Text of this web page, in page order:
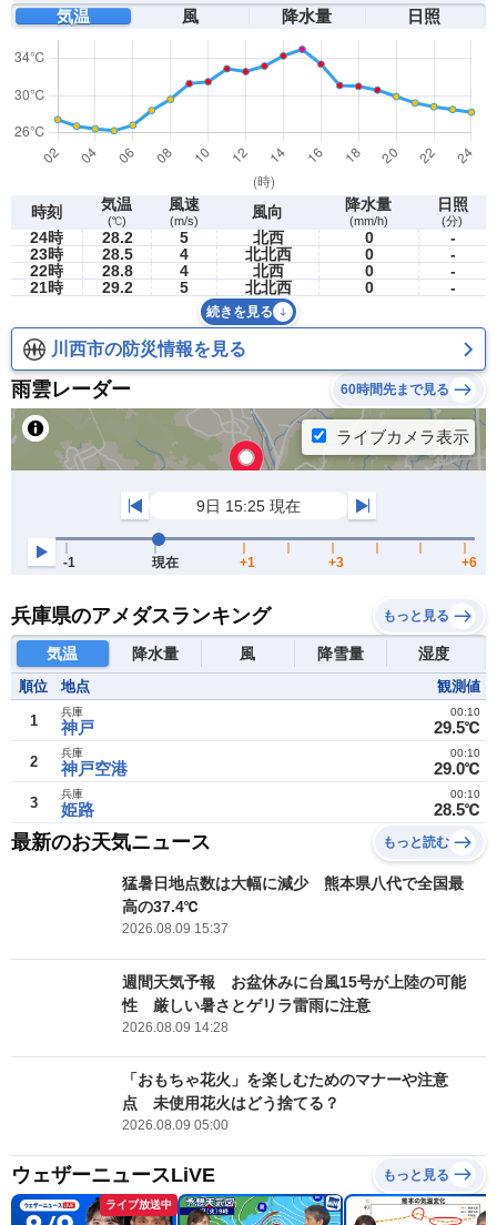
気温 風 降水量 日照
時刻 気温
(℃)
風速
(m/s) 風向 降水量
(mm/h)
日照
(分)
24時 28.2 5 北西 0
-
23時
28.5 4 北北西 0
-
22時
28.8 4 北西 0
-
21時
29.2 5 北北西 0 -
続きを見る
川西市の防災情報を見る
雨雲レーダー 60時間先まで見る
兵庫県のアメダスランキング もっと見る
気温 降水量 風 降雪量 湿度
順位 地点 観測値
1 神戸
兵庫
29.5℃
00:10
2 神戸空港
兵庫
29.0℃
00:10
3 姫路
兵庫
28.5℃
00:10
最新のお天気ニュース もっと読む
猛暑日地点数は大幅に減少 熊本県八代で全国最
高の37.4℃
2026.08.09 15:37
週間天気予報 お盆休みに台風15号が上陸の可能
性 厳しい暑さとゲリラ雷雨に注意
2026.08.09 14:28
「おもちゃ花火」を楽しむためのマナーや注意
点 未使用花火はどう捨てる？
2026.08.09 05:00
ウェザーニュースLiVE もっと見る
ライブ放送中